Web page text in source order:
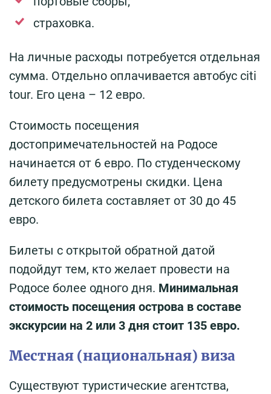
страховка.
На личные расходы потребуется отдельная
сумма. Отдельно оплачивается автобус citi
tour. Его цена – 12 евро.
Стоимость посещения
достопримечательностей на Родосе
начинается от 6 евро. По студенческому
билету предусмотрены скидки. Цена
детского билета составляет от 30 до 45
евро.
Билеты с открытой обратной датой
подойдут тем, кто желает провести на
Родосе более одного дня. Минимальная
стоимость посещения острова в составе
экскурсии на 2 или 3 дня стоит 135 евро.
Местная (национальная) виза
Существуют туристические агентства,